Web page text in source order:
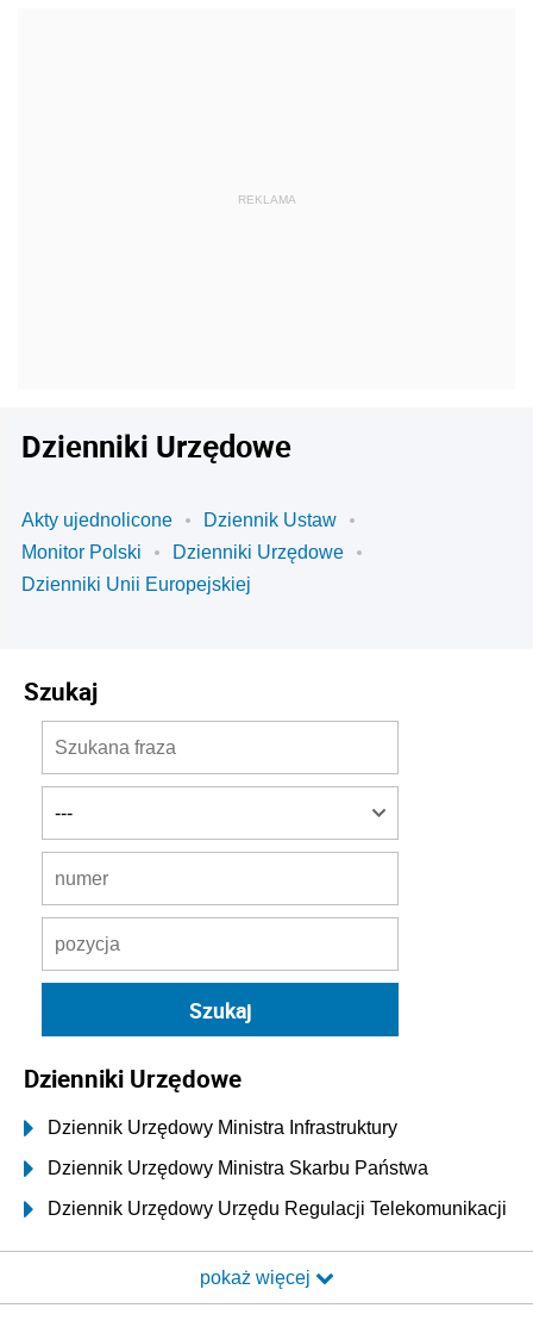
Dzienniki Urzędowe
Akty ujednolicone
Dziennik Ustaw
Monitor Polski
Dzienniki Urzędowe
Dzienniki Unii Europejskiej
Szukaj
Dzienniki Urzędowe
Dziennik Urzędowy Ministra Infrastruktury
Dziennik Urzędowy Ministra Skarbu Państwa
Dziennik Urzędowy Urzędu Regulacji Telekomunikacji
Dziennik Urzędowy Ministra Transportu i Budownictwa
pokaż więcej